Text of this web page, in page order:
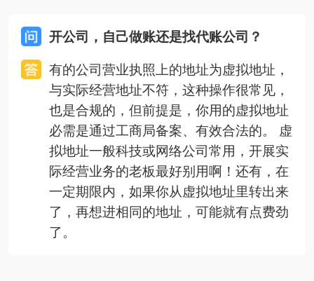
开公司，自己做账还是找代账公司？
有的公司营业执照上的地址为虚拟地址，
与实际经营地址不符，这种操作很常见，
也是合规的，但前提是，你用的虚拟地址
必需是通过工商局备案、有效合法的。 虚
拟地址一般科技或网络公司常用，开展实
际经营业务的老板最好别用啊！还有，在
一定期限内，如果你从虚拟地址里转出来
了，再想进相同的地址，可能就有点费劲
了。